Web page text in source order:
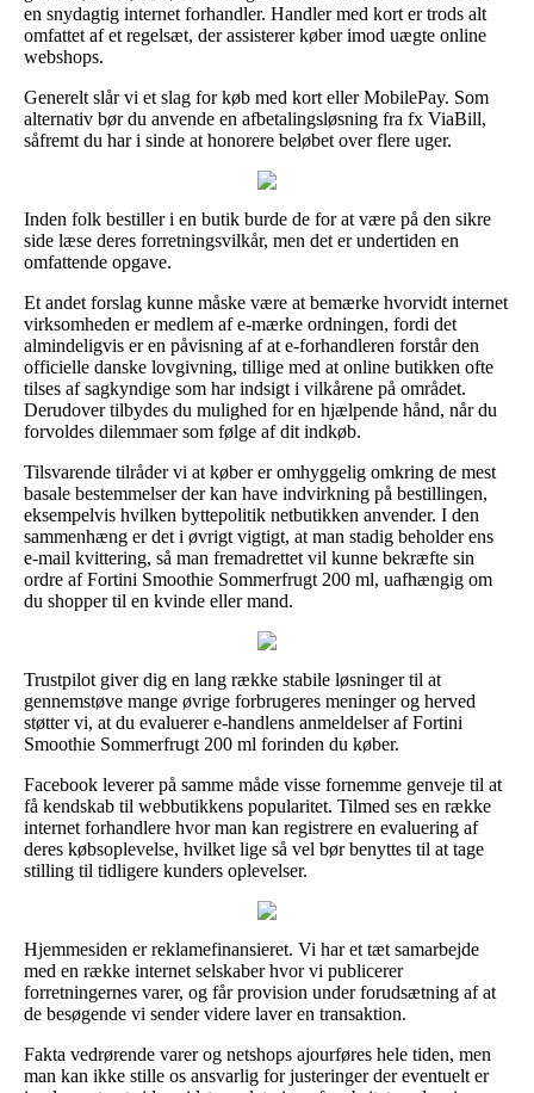
en snydagtig internet forhandler. Handler med kort er trods alt
omfattet af et regelsæt, der assisterer køber imod uægte online
webshops.
Generelt slår vi et slag for køb med kort eller MobilePay. Som
alternativ bør du anvende en afbetalingsløsning fra fx ViaBill,
såfremt du har i sinde at honorere beløbet over flere uger.
Inden folk bestiller i en butik burde de for at være på den sikre
side læse deres forretningsvilkår, men det er undertiden en
omfattende opgave.
Et andet forslag kunne måske være at bemærke hvorvidt internet
virksomheden er medlem af e-mærke ordningen, fordi det
almindeligvis er en påvisning af at e-forhandleren forstår den
officielle danske lovgivning, tillige med at online butikken ofte
tilses af sagkyndige som har indsigt i vilkårene på området.
Derudover tilbydes du mulighed for en hjælpende hånd, når du
forvoldes dilemmaer som følge af dit indkøb.
Tilsvarende tilråder vi at køber er omhyggelig omkring de mest
basale bestemmelser der kan have indvirkning på bestillingen,
eksempelvis hvilken byttepolitik netbutikken anvender. I den
sammenhæng er det i øvrigt vigtigt, at man stadig beholder ens
e-mail kvittering, så man fremadrettet vil kunne bekræfte sin
ordre af Fortini Smoothie Sommerfrugt 200 ml, uafhængig om
du shopper til en kvinde eller mand.
Trustpilot giver dig en lang række stabile løsninger til at
gennemstøve mange øvrige forbrugeres meninger og herved
støtter vi, at du evaluerer e-handlens anmeldelser af Fortini
Smoothie Sommerfrugt 200 ml forinden du køber.
Facebook leverer på samme måde visse fornemme genveje til at
få kendskab til webbutikkens popularitet. Tilmed ses en række
internet forhandlere hvor man kan registrere en evaluering af
deres købsoplevelse, hvilket lige så vel bør benyttes til at tage
stilling til tidligere kunders oplevelser.
Hjemmesiden er reklamefinansieret. Vi har et tæt samarbejde
med en række internet selskaber hvor vi publicerer
forretningernes varer, og får provision under forudsætning af at
de besøgende vi sender videre laver en transaktion.
Fakta vedrørende varer og netshops ajourføres hele tiden, men
man kan ikke stille os ansvarlig for justeringer der eventuelt er